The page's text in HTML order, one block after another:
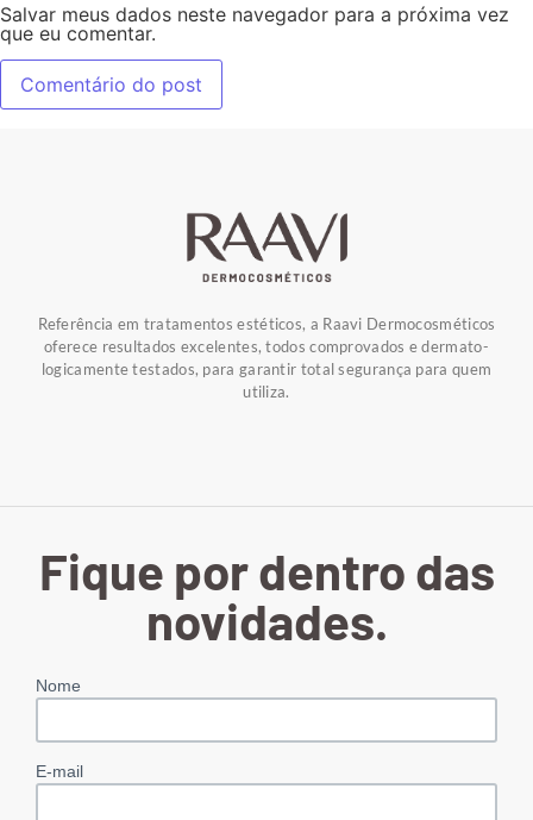
Salvar meus dados neste navegador para a próxima vez
que eu comentar.
Referência em tratamentos estéticos, a Raavi Dermocosméticos
oferece resultados excelentes, todos comprovados e dermato-
logicamente testados, para garantir total segurança para quem
utiliza.
Fique por dentro das
novidades.
Nome
E-mail